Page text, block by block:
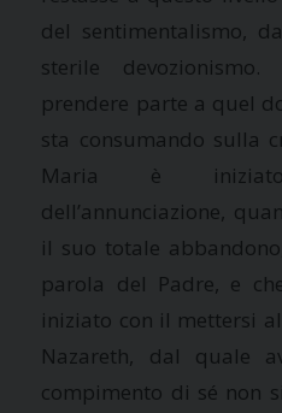
del sentimentalismo,
sterile
prendere parte a quel
sta consumando sulla
Maria è
dell’annunciazione,
il suo totale
parola del Padre, e
iniziato con il mettersi
Nazareth, dal quale
compimento di sé non